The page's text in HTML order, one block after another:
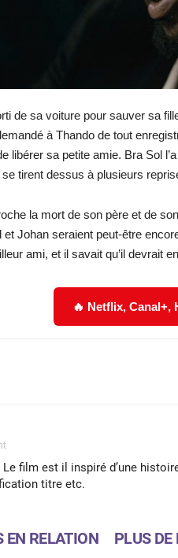
de sa voiture pour sauver sa
à Thando de tout
libérer sa petite amie. Bra Sol
se tirent dessus à plusieurs
la mort de son père et de
et Johan seraient peut-être
ami, et il savait qu’il devrait
🔥 Netflix, Canal+,
Le film est il inspiré d’une
titre etc.
EN RELATION PLUS DE